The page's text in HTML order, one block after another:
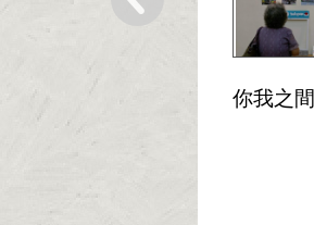
你我之間